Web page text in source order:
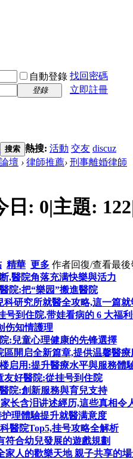
自動登錄 找回密碼
登錄
立即註冊
搜索 熱搜: 活動 交友 discuz
論壇 › 律師推薦› 刑事離婚律師
日: 0|主題: 122
精華 更多 作者回復/查看最後
,醫院角落充满快樂與活力
院:把“樂园”搬進醫院
科研究所就醫全攻略,這一篇就
号到住院,带娃看病的 6 大福
伤知情護理
:兒童心理健康的先锋選擇
區開启全新篇章,提供温馨醫療
启用:提升醫療水平與服務體
友好醫院:從挂号到住院
院:創新服務與育兒支持
长含泪讲述經历,這些真相令
理體驗提升就醫满意度
醫院Top5,挂号攻略全解析
符合幼兒發展的遊戲規劃
家人的歡樂天地 親子共享的